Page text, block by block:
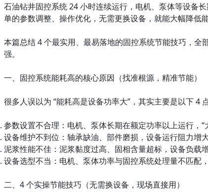
石油钻井固控系统 24 小时连续运行，电机、泵体等设备长
单的参数调整、操作优化，无需更换设备，就能大幅降低
本篇总结 4 个最实用、最易落地的固控系统节能技巧，全
强。
一、固控系统能耗高的核心原因（找准根源，精准节能）
很多人误以为 “能耗高是设备功率大”，其实主要是以下 4
参数设置不合理：电机、泵体长期在额定功率以上运行，“
设备维护不到位：轴承缺油、部件磨损，设备运行阻力增
泥浆性能不佳：泥浆黏度过高、固相含量超标，设备负载
设备选型不当：电机、泵体功率与固控系统处理量不匹配
二、4 个实操节能技巧（无需换设备，现场直接用）